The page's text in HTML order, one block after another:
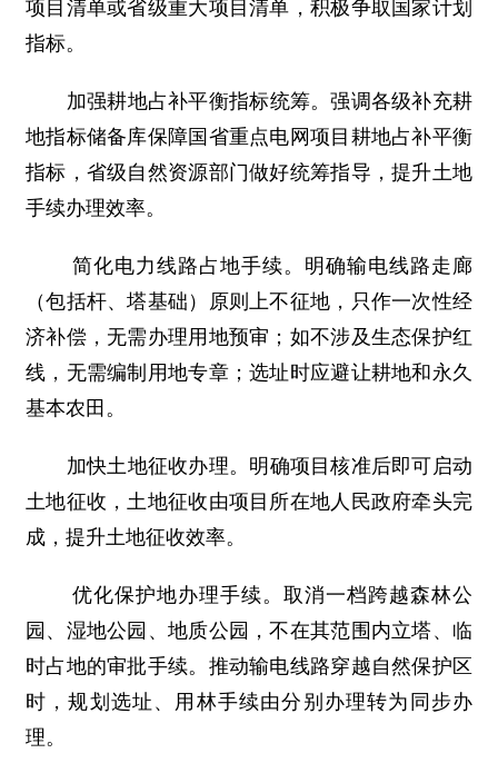
项目清单或省级重大项目清单，积极争取国家计划
指标。
加强耕地占补平衡指标统筹。强调各级补充耕
地指标储备库保障国省重点电网项目耕地占补平衡
指标，省级自然资源部门做好统筹指导，提升土地
手续办理效率。
简化电力线路占地手续。明确输电线路走廊
（包括杆、塔基础）原则上不征地，只作一次性经
济补偿，无需办理用地预审；如不涉及生态保护红
线，无需编制用地专章；选址时应避让耕地和永久
基本农田。
加快土地征收办理。明确项目核准后即可启动
土地征收，土地征收由项目所在地人民政府牵头完
成，提升土地征收效率。
优化保护地办理手续。取消一档跨越森林公
园、湿地公园、地质公园，不在其范围内立塔、临
时占地的审批手续。推动输电线路穿越自然保护区
时，规划选址、用林手续由分别办理转为同步办
理。